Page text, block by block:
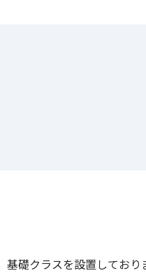
礎クラスを設置しており